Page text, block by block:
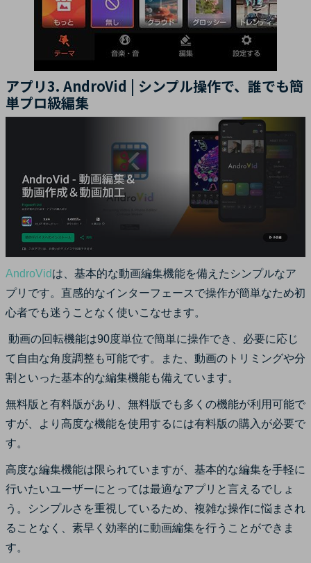
アプリ3. AndroVid | シンプル操作で、誰でも簡
単プロ級編集
AndroVidは、基本的な動画編集機能を備えたシンプルなア
プリです。直感的なインターフェースで操作が簡単なため初
心者でも迷うことなく使いこなせます。
動画の回転機能は90度単位で簡単に操作でき、必要に応じ
て自由な角度調整も可能です。また、動画のトリミングや分
割といった基本的な編集機能も備えています。
無料版と有料版があり、無料版でも多くの機能が利用可能で
すが、より高度な機能を使用するには有料版の購入が必要で
す。
高度な編集機能は限られていますが、基本的な編集を手軽に
行いたいユーザーにとっては最適なアプリと言えるでしょ
う。シンプルさを重視しているため、複雑な操作に悩まされ
ることなく、素早く効率的に動画編集を行うことができま
す。